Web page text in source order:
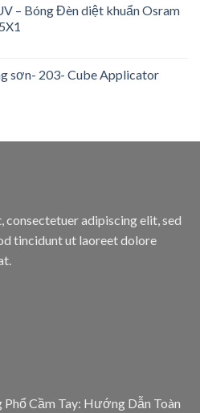
– Bóng Đèn diệt khuẩn Osram
sơn- 203- Cube Applicator
consectetuer adipiscing elit, sed
tincidunt ut laoreet dolore
Phổ Cầm Tay: Hướng Dẫn Toàn